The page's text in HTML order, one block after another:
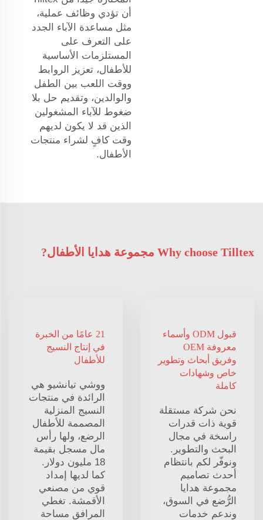
أن تؤدي وظائف عملية،
مثل مساعدة الآباء الجدد
على التعرف على
المستلزمات الأساسية
للأطفال، تعزيز الروابط
ووقت اللعب بين الطفل
والوالدين، وتقديم حل بلا
ضغوط للآباء المشغولين
الذين قد لا يكون لديهم
وقت كافٍ لشراء منتجات
الأطفال.
Why choose Tilltex مجموعة هدايا الأطفال?
قبول ODM وأسماء
معروفة OEM
وفريق أبحاث وتطوير
خاص وشهادات
كاملة
نحن شركة مستقلة
قوية ذات قدرات
راسخة في مجال
البحث والتطوير.
ونوفّر لكم بانتظام
أحدث تصاميم
مجموعة هدايا
الرُّضع في السوق،
وندعم خدمات
21 عامًا من الخبرة
في إنتاج النسيج
للأطفال
ووشي تيانشيو هي
الرائدة في منتجات
النسيج المنزلية
المصممة للأطفال
الرضع، ولها رأس
مال مسجل بقيمة
18 مليون دولار.
كما لديها إمداد
قوي من مصنعي
الأقمشة. تغطي
المرافق مساحة